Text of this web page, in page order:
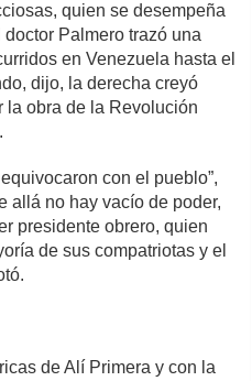
quien se desempeña
Palmero trazó una
en Venezuela hasta el
dijo, la derecha creyó
la obra de la Revolución
con el pueblo”,
allá no hay vacío de poder,
presidente obrero, quien
de sus compatriotas y el
de Alí Primera y con la